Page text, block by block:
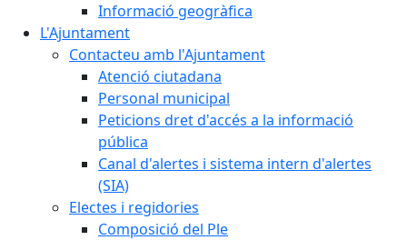
Informació geogràfica
L'Ajuntament
Contacteu amb l'Ajuntament
Atenció ciutadana
Personal municipal
Peticions dret d'accés a la informació
pública
Canal d'alertes i sistema intern d'alertes
(SIA)
Electes i regidories
Composició del Ple